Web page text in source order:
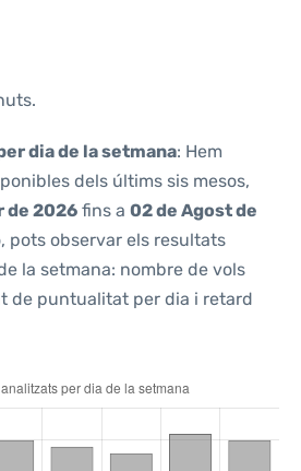
dia de la setmana: Hem
dels últims sis mesos,
de 2026 fins a 02 de Agost de
pots observar els resultats
la setmana: nombre de vols
de puntualitat per dia i retard